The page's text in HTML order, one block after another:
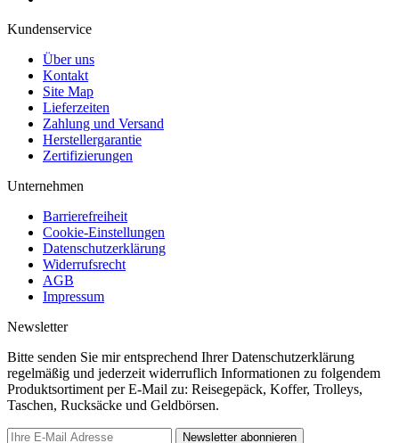
Kundenservice
Über uns
Kontakt
Site Map
Lieferzeiten
Zahlung und Versand
Herstellergarantie
Zertifizierungen
Unternehmen
Barrierefreiheit
Cookie-Einstellungen
Datenschutzerklärung
Widerrufsrecht
AGB
Impressum
Newsletter
Bitte senden Sie mir entsprechend Ihrer Datenschutzerklärung
regelmäßig und jederzeit widerruflich Informationen zu folgendem
Produktsortiment per E-Mail zu: Reisegepäck, Koffer, Trolleys,
Taschen, Rucksäcke und Geldbörsen.
Newsletter abonnieren